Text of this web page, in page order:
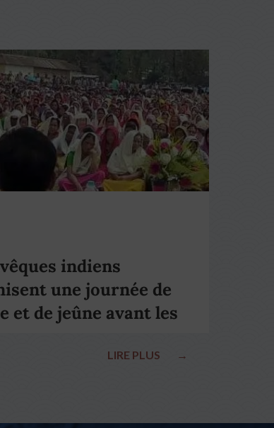
indiens
une journée de
et de jeûne avant les
LIRE PLUS →